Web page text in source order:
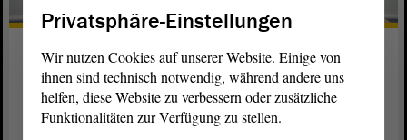
Kinder nie wieder als Soldaten
einsetzen
Landtags-Präsidentin Gabriele Brakebusch unterstützt den
Privatsphäre-Einstellungen
Wir nutzen Cookies auf unserer Website. Einige von
ihnen sind technisch notwendig, während andere uns
helfen, diese Website zu verbessern oder zusätzliche
Funktionalitäten zur Verfügung zu stellen.